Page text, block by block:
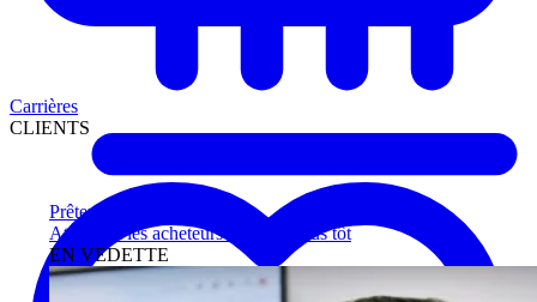
Prêteurs
Atteignez les acheteurs qualifiés plus tôt
EN VEDETTE
Carrières
CLIENTS